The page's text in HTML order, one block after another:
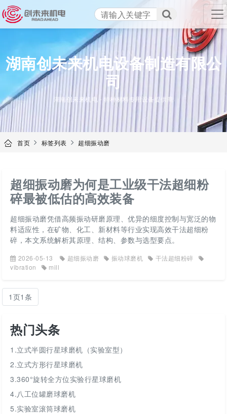
湖南创未来机电设备制造有限公
司
TENCAN
湖南创未来机电 - 特种材料专用设备提供商
首页 标签列表 超细振动磨
超细振动磨为何是工业级干法超细粉
碎最被低估的高效装备
超细振动磨凭借高频振动研磨原理、优异的细度控制与宽泛的物
料适应性，在矿物、化工、新材料等行业实现高效干法超细粉
碎，本文系统解析其原理、结构、参数与选型要点。
2026-05-13 超细振动磨 振动球磨机
干法超细粉碎
vibration
mill
1页1条
热门头条
1.立式半圆行星球磨机（实验室型）
2.立式方形行星球磨机
3.360°旋转全方位实验行星球磨机
4.八工位罐磨球磨机
5.实验室滚筒球磨机